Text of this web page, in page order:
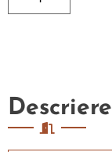
Descriere